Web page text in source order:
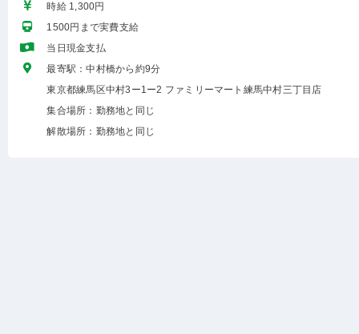
時給 1,300円
1500円まで実費支給
当日現金支払
最寄駅：中村橋から約9分
東京都練馬区中村3ー1ー2 ファミリーマート練馬中村三丁目店
集合場所：勤務地と同じ
解散場所：勤務地と同じ